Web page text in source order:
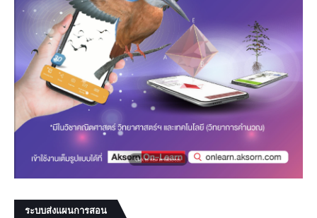
ระบบส่งแผนการสอน